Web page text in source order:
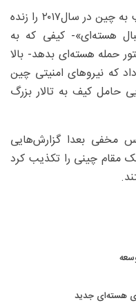
این وضعیت اخیر خاطرات سفر ترامپ به چین در سال‌۲۰۱۷ را زنده
هسته‌ای»- کیفی که به
حمله هسته‌ای بدهد- بالا
که نیروهای امنیتی چین
حامل کیف به تالار بزرگ
مخفی بعدا گزارش‌هایی
مقام چینی را تکذیب کرد
هسته‌ای جدید